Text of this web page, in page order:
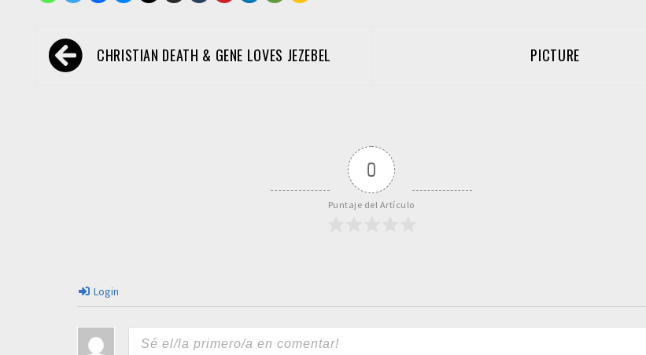
Navegación
de CHRISTIAN DEATH & GENE LOVES JEZEBEL PICTURE
0
Puntaje del Artículo
Login